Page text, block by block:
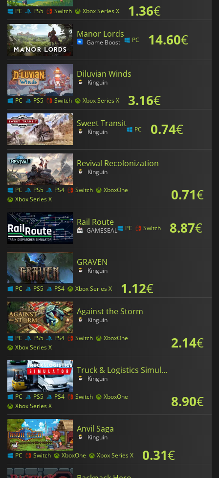
PC PS5 Switch Xbox Series X 1.36€
Manor Lords
Game Boost PC 14.60€
Diluvian Winds
Kinguin
PC PS5 Switch Xbox Series X 3.16€
Sweet Transit
Kinguin PC 0.74€
Revival Recolonization
Kinguin
PC PS5 PS4 Switch
XboxOne
Xbox Series X
0.71€
Rail Route
GAMESEAL PC Switch 8.87€
GRAVEN
Kinguin
PC PS5 PS4 Xbox Series X 1.12€
Against the Storm
Kinguin
PC PS5 PS4 Switch
XboxOne
Xbox Series X
2.14€
Truck & Logistics Simulator
Kinguin
PC PS5 PS4 Switch
XboxOne
Xbox Series X
8.90€
Anvil Saga
Kinguin
PC Switch XboxOne Xbox Series X 0.31€